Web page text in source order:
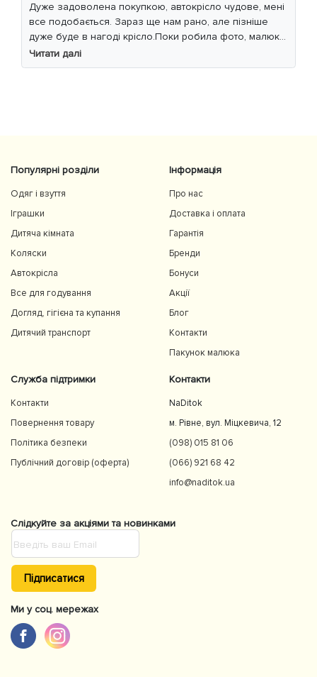
Дуже задоволена покупкою, автокрісло чудове, мені
все подобається. Зараз ще нам рано, але пізніше
дуже буде в нагоді крісло.Поки робила фото, малюк
уважно читав інструкцію 😁
Читати далі
Популярні розділи
Одяг і взуття
Іграшки
Дитяча кімната
Коляски
Автокрісла
Все для годування
Догляд, гігієна та купання
Дитячий транспорт
Інформація
Про нас
Доставка і оплата
Гарантія
Бренди
Бонуси
Акції
Блог
Контакти
Пакунок малюка
Служба підтримки
Контакти
Повернення товару
Політика безпеки
Публічний договір (оферта)
Контакти
NaDitok
м. Рівне, вул. Міцкевича, 12
(098) 015 81 06
(066) 921 68 42
info@naditok.ua
Слідкуйте за акціями та новинками
Підписатися
Ми у соц. мережах